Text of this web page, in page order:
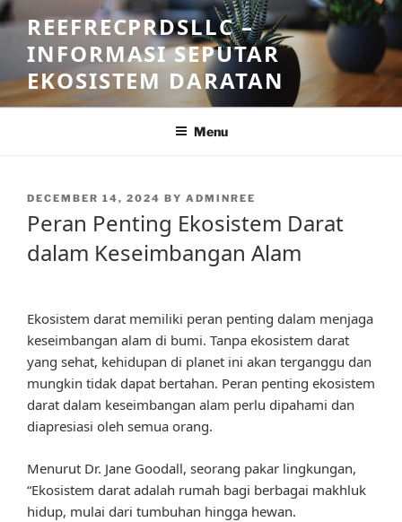
Skip
to
content
REEFRECPRDSLLC –
INFORMASI SEPUTAR
EKOSISTEM DARATAN
Menu
POSTED
DECEMBER 14, 2024 BY ADMINREE
Peran Penting Ekosistem Darat
dalam Keseimbangan Alam
Ekosistem darat memiliki peran penting dalam menjaga
keseimbangan alam di bumi. Tanpa ekosistem darat
yang sehat, kehidupan di planet ini akan terganggu dan
mungkin tidak dapat bertahan. Peran penting ekosistem
darat dalam keseimbangan alam perlu dipahami dan
diapresiasi oleh semua orang.
Menurut Dr. Jane Goodall, seorang pakar lingkungan,
“Ekosistem darat adalah rumah bagi berbagai makhluk
hidup, mulai dari tumbuhan hingga hewan.